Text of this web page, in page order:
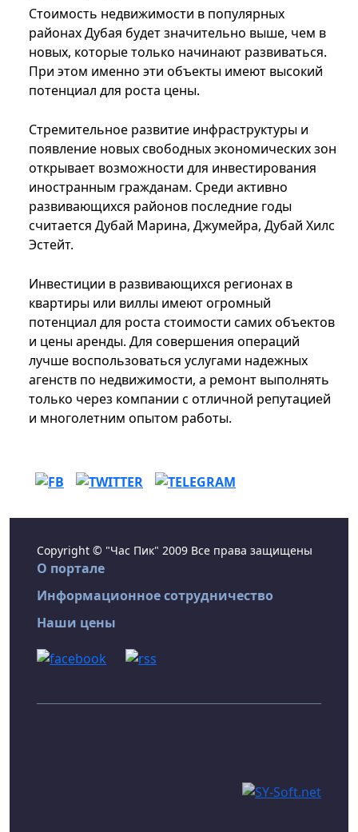
Стоимость недвижимости в популярных
районах Дубая будет значительно выше, чем в
новых, которые только начинают развиваться.
При этом именно эти объекты имеют высокий
потенциал для роста цены.
Стремительное развитие инфраструктуры и
появление новых свободных экономических зон
открывает возможности для инвестирования
иностранным гражданам. Среди активно
развивающихся районов последние годы
считается Дубай Марина, Джумейра, Дубай Хилс
Эстейт.
Инвестиции в развивающихся регионах в
квартиры или виллы имеют огромный
потенциал для роста стоимости самих объектов
и цены аренды. Для совершения операций
лучше воспользоваться услугами надежных
агенств по недвижимости, а ремонт выполнять
только через компании с отличной репутацией
и многолетним опытом работы.
Copyright © "Час Пик" 2009 Все права защищены
О портале
Информационное сотрудничество
Наши цены